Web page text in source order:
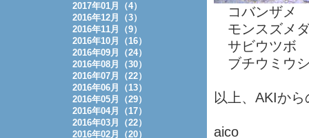
コバンザメ
モンスズメ
サビウツボ
ブチウミウ
以上、AKIか
aico
2017年01月（4）
2016年12月（3）
2016年11月（9）
2016年10月（16）
2016年09月（24）
2016年08月（30）
2016年07月（22）
2016年06月（13）
2016年05月（29）
2016年04月（17）
2016年03月（22）
2016年02月（20）